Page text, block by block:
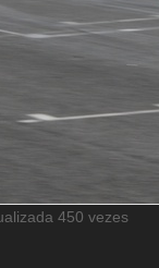
450 vezes